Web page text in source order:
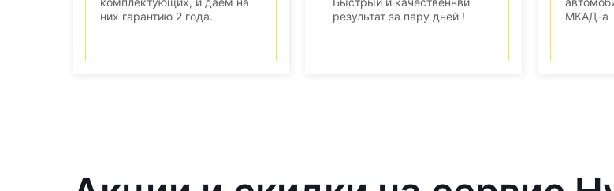
них гарантию 2 года.
результат за пару дней !
МКАД-а